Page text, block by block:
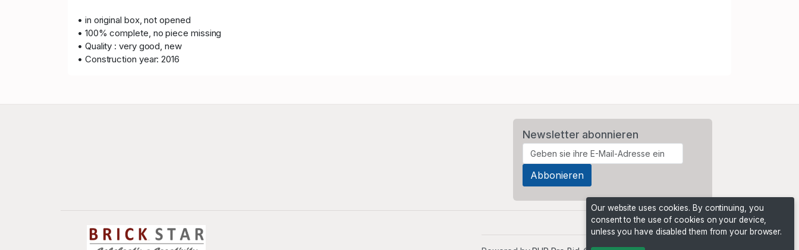
• in original box, not opened
• 100% complete, no piece missing
• Quality : very good, new
• Construction year: 2016
Newsletter abonnieren
Our website uses cookies. By continuing, you
consent to the use of cookies on your device,
unless you have disabled them from your browser.